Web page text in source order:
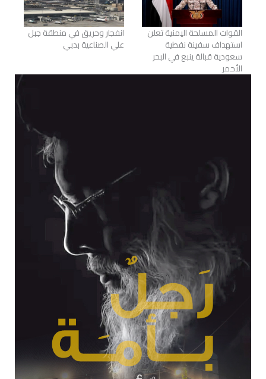
القوات المسلحة اليمنية تعلن
استهداف سفينة نفطية
سعودية قبالة ينبع في البحر
الأحمر
انفجار وحريق في منطقة جبل
علي الصناعية بدبي